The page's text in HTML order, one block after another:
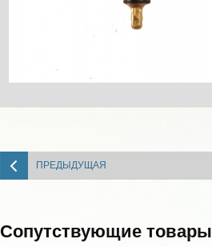
ПРЕДЫДУЩАЯ
Сопутствующие товары